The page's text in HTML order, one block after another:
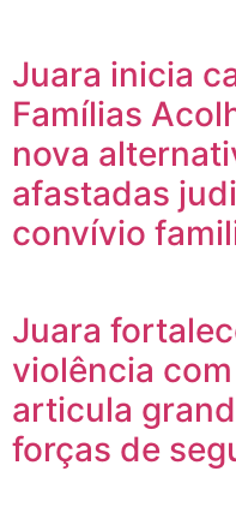
Juara inicia
Famílias
nova
afastadas
convívio
Juara
violência
articula
forças de